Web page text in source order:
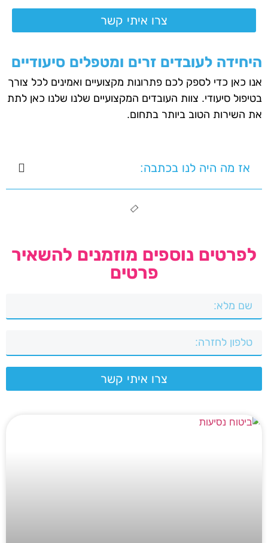
צרו איתי קשר
היחידה לעובדים זרים ומטפלים סיעודיים
אנו כאן כדי לספק לכם פתרונות מקצועיים ואמינים לכל צורך
בטיפול סיעודי. צוות העובדים המקצועיים שלנו שלנו כאן לתת
את השירות הטוב ביותר בתחום.
אז מה היה לנו בכתבה:
לפרטים נוספים מוזמנים להשאיר
פרטים
צרו איתי קשר